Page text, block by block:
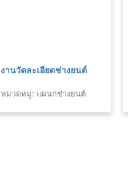
งานวัดละเอียดช่างยนต์
หมวดหมู่: แผนกช่างยนต์